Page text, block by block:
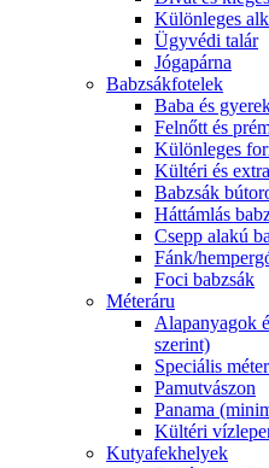
Különleges
Ügyvédi talár
Jógapárna
Babzsákfotelek
Baba és
Felnőtt és
Különleges
Kültéri és
Babzsák
Háttámlás
Csepp alakú
Fánk/
Foci babzsák
Méteráru
Alapanyagok
szerint)
Speciális
Pamutvászon
Panama
Kültéri
Kutyafekhelyek